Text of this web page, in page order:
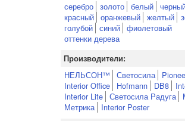
серебро золото белый
красный оранжевый желтый
голубой синий фиолетовый
оттенки дерева
Производители:
НЕЛЬСОН™ Светосила
Interior Office
Hofmann DB8
Interior Lite Светосила Радуга
Метрика
Interior Poster